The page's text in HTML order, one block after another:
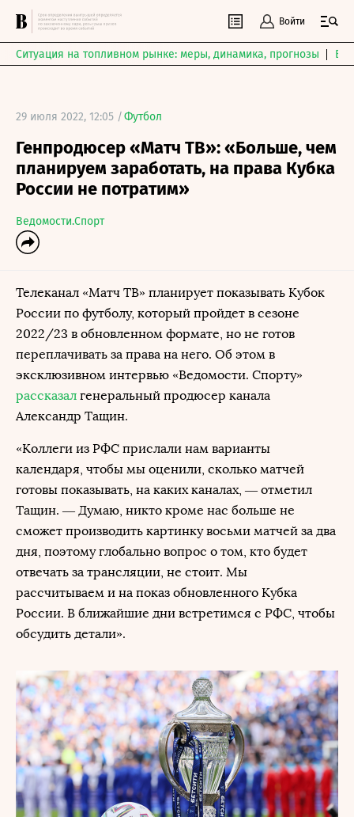
Войти
Ситуация на топливном рынке: меры, динамика, прогнозы
29 июля 2022, 12:05 /Футбол
Генпродюсер «Матч ТВ»: «Больше, чем
планируем заработать, на права Кубка
России не потратим»
Ведомости.Спорт
Телеканал «Матч ТВ» планирует показывать Кубок
России по футболу, который пройдет в сезоне
2022/23 в обновленном формате, но не готов
переплачивать за права на него. Об этом в
эксклюзивном интервью «Ведомости. Спорту»
рассказал генеральный продюсер канала
Александр Тащин.
«Коллеги из РФС прислали нам варианты
календаря, чтобы мы оценили, сколько матчей
готовы показывать, на каких каналах, — отметил
Тащин. — Думаю, никто кроме нас больше не
сможет производить картинку восьми матчей за два
дня, поэтому глобально вопрос о том, кто будет
отвечать за трансляции, не стоит. Мы
рассчитываем и на показ обновленного Кубка
России. В ближайшие дни встретимся с РФС, чтобы
обсудить детали».